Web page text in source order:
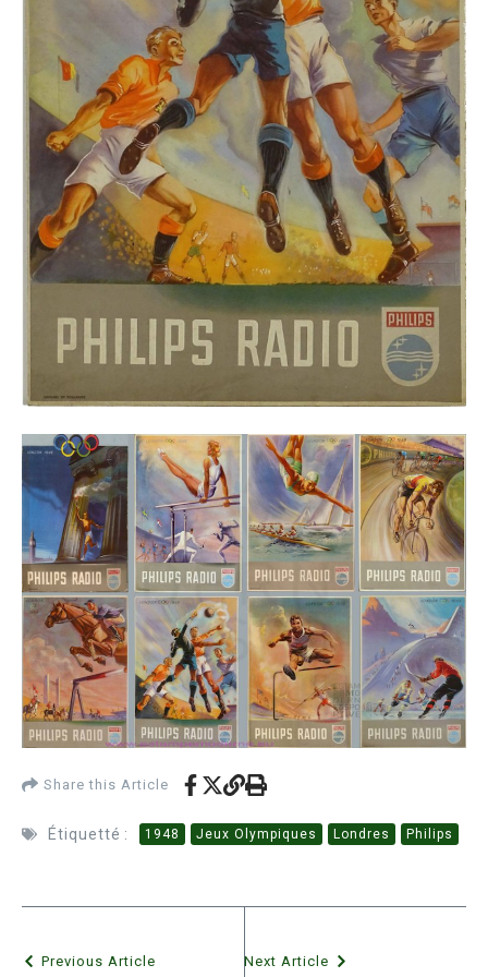
Share this Article
Étiquetté : 1948 Jeux Olympiques Londres Philips
Previous Article Next Article